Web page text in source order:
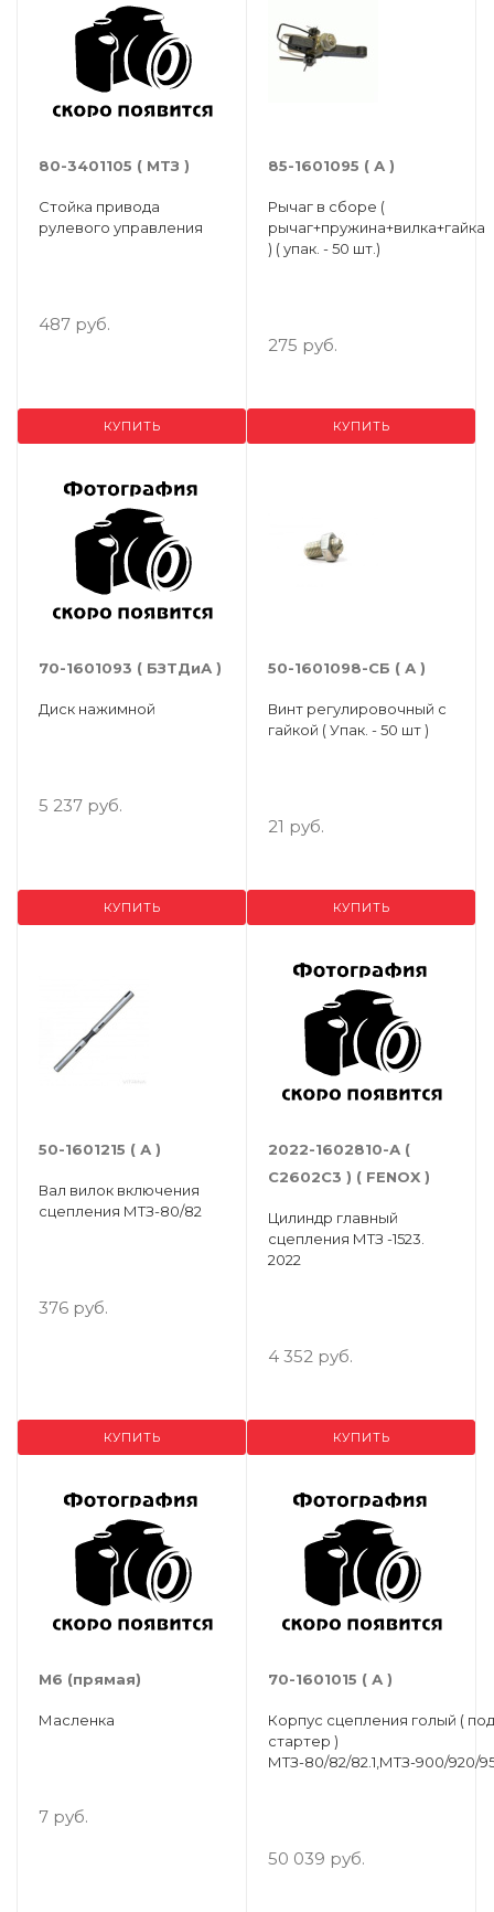
80-3401105 ( МТЗ )
Стойка привода
рулевого управления
487 руб.
КУПИТЬ
85-1601095 ( А )
Рычаг в сборе (
рычаг+пружина+вилка+гайка
) ( упак. - 50 шт.)
275 руб.
КУПИТЬ
70-1601093 ( БЗТДиА )
Диск нажимной
5 237 руб.
КУПИТЬ
50-1601098-СБ ( А )
Винт регулировочный с
гайкой ( Упак. - 50 шт )
21 руб.
КУПИТЬ
50-1601215 ( А )
Вал вилок включения
сцепления МТЗ-80/82
376 руб.
КУПИТЬ
2022-1602810-А (
С2602С3 ) ( FENOX )
Цилиндр главный
сцепления МТЗ -1523.
2022
4 352 руб.
КУПИТЬ
М6 (прямая)
Масленка
7 руб.
70-1601015 ( А )
Корпус сцепления голый ( под
стартер )
МТЗ-80/82/82.1,МТЗ-900/920/
50 039 руб.